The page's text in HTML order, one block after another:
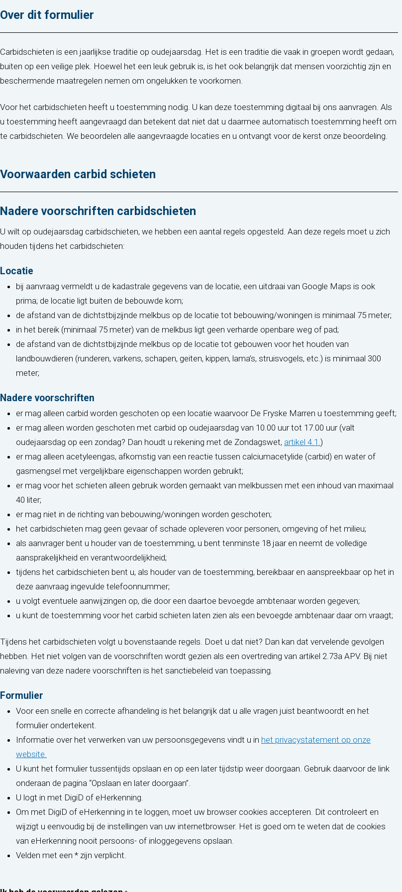
Over dit formulier
Carbidschieten is een jaarlijkse traditie op oudejaarsdag. Het is een traditie die vaak in groepen wordt gedaan,
buiten op een veilige plek. Hoewel het een leuk gebruik is, is het ook belangrijk dat mensen voorzichtig zijn en
beschermende maatregelen nemen om ongelukken te voorkomen.
Voor het carbidschieten heeft u toestemming nodig. U kan deze toestemming digitaal bij ons aanvragen. Als
u toestemming heeft aangevraagd dan betekent dat niet dat u daarmee automatisch toestemming heeft om
te carbidschieten. We beoordelen alle aangevraagde locaties en u ontvangt voor de kerst onze beoordeling.
Voorwaarden carbid schieten
Nadere voorschriften carbidschieten
U wilt op oudejaarsdag carbidschieten, we hebben een aantal regels opgesteld. Aan deze regels moet u zich
houden tijdens het carbidschieten:
Locatie
bij aanvraag vermeldt u de kadastrale gegevens van de locatie, een uitdraai van Google Maps is ook
prima; de locatie ligt buiten de bebouwde kom;
de afstand van de dichtstbijzijnde melkbus op de locatie tot bebouwing/woningen is minimaal 75 meter;
in het bereik (minimaal 75 meter) van de melkbus ligt geen verharde openbare weg of pad;
de afstand van de dichtstbijzijnde melkbus op de locatie tot gebouwen voor het houden van
landbouwdieren (runderen, varkens, schapen, geiten, kippen, lama’s, struisvogels, etc.) is minimaal 300
meter;
Nadere voorschriften
er mag alleen carbid worden geschoten op een locatie waarvoor De Fryske Marren u toestemming geeft;
er mag alleen worden geschoten met carbid op oudejaarsdag van 10.00 uur tot 17.00 uur (valt
oudejaarsdag op een zondag? Dan houdt u rekening met de Zondagswet, artikel 4.1. (opent in nieuw tabblad)
)
er mag alleen acetyleengas, afkomstig van een reactie tussen calciumacetylide (carbid) en water of
gasmengsel met vergelijkbare eigenschappen worden gebruikt;
er mag voor het schieten alleen gebruik worden gemaakt van melkbussen met een inhoud van maximaal
40 liter;
er mag niet in de richting van bebouwing/woningen worden geschoten;
het carbidschieten mag geen gevaar of schade opleveren voor personen, omgeving of het milieu;
als aanvrager bent u houder van de toestemming, u bent tenminste 18 jaar en neemt de volledige
aansprakelijkheid en verantwoordelijkheid;
tijdens het carbidschieten bent u, als houder van de toestemming, bereikbaar en aanspreekbaar op het in
deze aanvraag ingevulde telefoonnummer;
u volgt eventuele aanwijzingen op, die door een daartoe bevoegde ambtenaar worden gegeven;
u kunt de toestemming voor het carbid schieten laten zien als een bevoegde ambtenaar daar om vraagt;
Tijdens het carbidschieten volgt u bovenstaande regels. Doet u dat niet? Dan kan dat vervelende gevolgen
hebben. Het niet volgen van de voorschriften wordt gezien als een overtreding van artikel 2.73a APV. Bij niet
naleving van deze nadere voorschriften is het sanctiebeleid van toepassing.
Formulier
Voor een snelle en correcte afhandeling is het belangrijk dat u alle vragen juist beantwoordt en het
formulier ondertekent.
Informatie over het verwerken van uw persoonsgegevens vindt u in het privacystatement op onze
website.
U kunt het formulier tussentijds opslaan en op een later tijdstip weer doorgaan. Gebruik daarvoor de link
onderaan de pagina “Opslaan en later doorgaan”.
U logt in met DigiD of eHerkenning.
Om met DigiD of eHerkenning in te loggen, moet uw browser cookies accepteren. Dit controleert en
wijzigt u eenvoudig bij de instellingen van uw internetbrowser. Het is goed om te weten dat de cookies
van eHerkenning nooit persoons- of inloggegevens opslaan.
Velden met een * zijn verplicht.